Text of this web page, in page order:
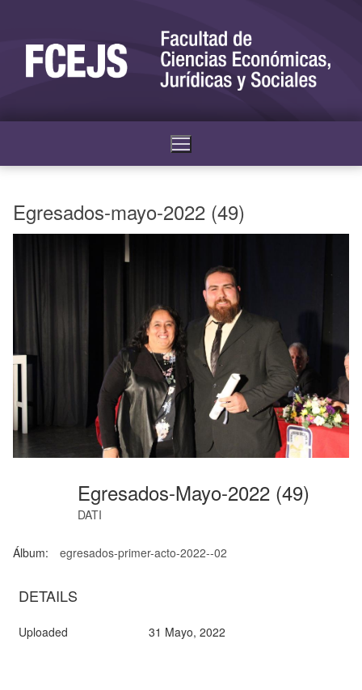
Egresados-mayo-2022 (49)
Egresados-Mayo-2022 (49)
DATI
Álbum: egresados-primer-acto-2022--02
DETAILS
Uploaded 31 Mayo, 2022